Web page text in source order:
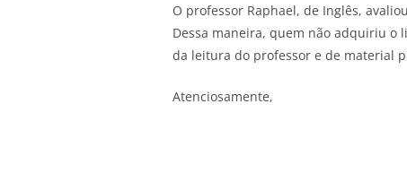
O professor Raphael, de Inglês,
Dessa maneira, quem não adquiriu o
da leitura do professor e de material
Atenciosamente,